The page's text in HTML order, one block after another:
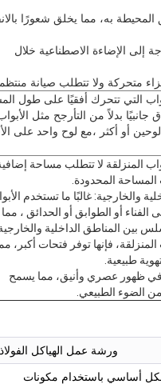
به، مما يخلق شعورًا
إلى الإضاءة الاصطناعية خلال
متحركة ولا تتطلب صيانة
المنزلقة لا تتطلب مساحة
المساحة المحدودة.
والخارجية: غالبًا ما تستخدم
أو الطوابق أو الحدائق ، مما
بين المناطق الداخلية
فإنها توفر فتحات أكبر،
طبيعية.
في ظهور عصري وأنيق، مما يسمح
الضوء الطبيعي.
ورشة عمل الهياكل
أساسي باستخدام مكونات